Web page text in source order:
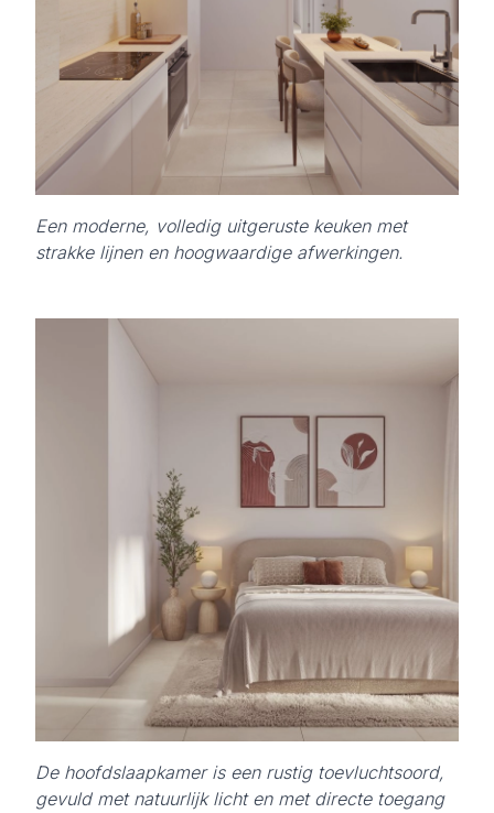
Een moderne, volledig uitgeruste keuken met
strakke lijnen en hoogwaardige afwerkingen.
De hoofdslaapkamer is een rustig toevluchtsoord,
gevuld met natuurlijk licht en met directe toegang